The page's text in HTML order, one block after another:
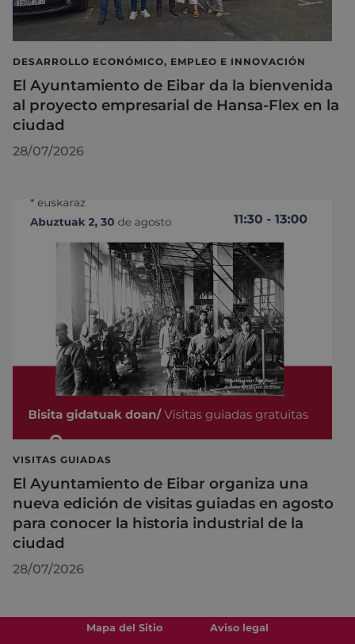
DESARROLLO ECONÓMICO, EMPLEO E INNOVACIÓN
El Ayuntamiento de Eibar da la bienvenida
al proyecto empresarial de Hansa-Flex en la
ciudad
28/07/2026
VISITAS GUIADAS
El Ayuntamiento de Eibar organiza una
nueva edición de visitas guiadas en agosto
para conocer la historia industrial de la
ciudad
28/07/2026
Mapa del Sitio
Aviso legal